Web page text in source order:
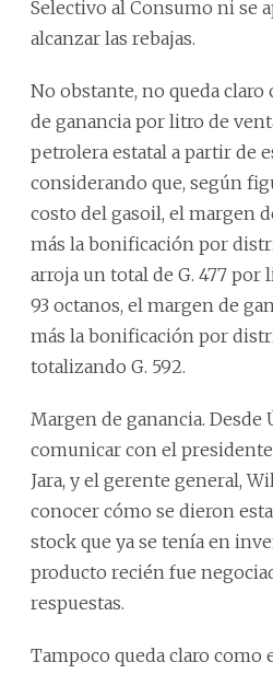
Selectivo al Consumo ni se
alcanzar las rebajas.
No obstante, no queda
de ganancia por litro de
petrolera estatal a partir de
considerando que, según
costo del gasoil, el margen
más la bonificación por
arroja un total de G. 477 por
93 octanos, el margen de
más la bonificación por
totalizando G. 592.
Margen de ganancia. Desde
comunicar con el
Jara, y el gerente general,
conocer cómo se dieron
stock que ya se tenía en
producto recién fue
respuestas.
Tampoco queda claro como